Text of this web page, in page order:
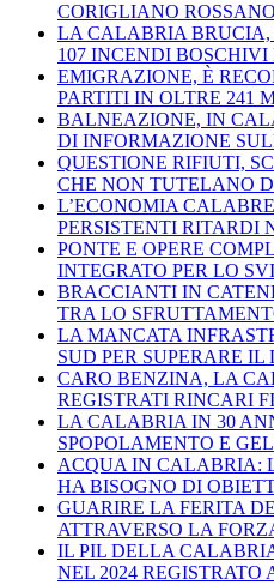
CORIGLIANO
LA CALABRIA BRUCIA,
107 INCENDI
EMIGRAZIONE, È
PARTITI IN OLTRE 241
BALNEAZIONE, IN
DI INFORMAZIONE
QUESTIONE RIFIUTI,
CHE NON TUTELANO
L’ECONOMIA
PERSISTENTI RITARDI
PONTE E OPERE
INTEGRATO PER LO
BRACCIANTI IN
TRA LO
LA MANCATA
SUD PER SUPERARE IL
CARO BENZINA, LA
REGISTRATI RINCARI
LA CALABRIA IN 30
SPOPOLAMENTO E
ACQUA IN CALABRIA:
HA BISOGNO DI
GUARIRE LA FERITA
ATTRAVERSO LA
IL PIL DELLA
NEL 2024 REGISTRATO